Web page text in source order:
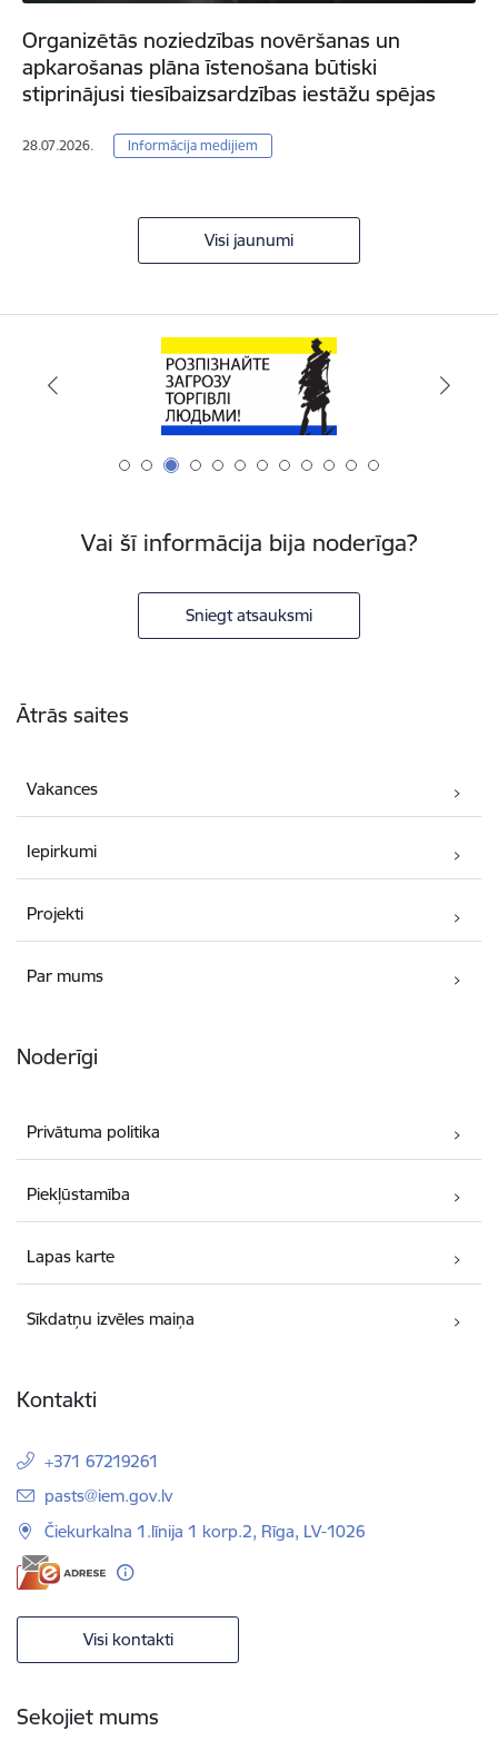
Organizētās noziedzības novēršanas un
apkarošanas plāna īstenošana būtiski
stiprinājusi tiesībaizsardzības iestāžu spējas
28.07.2026. Informācija medijiem
Visi jaunumi
Vai šī informācija bija noderīga?
Sniegt atsauksmi
Ātrās saites
Vakances
Iepirkumi
Projekti
Par mums
Noderīgi
Privātuma politika
Piekļūstamība
Lapas karte
Sīkdatņu izvēles maiņa
Kontakti
+371 67219261
E-pasts:
pasts@iem.gov.lv
Čiekurkalna 1.līnija 1 korp.2, Rīga, LV-1026
Visi kontakti
Sekojiet mums